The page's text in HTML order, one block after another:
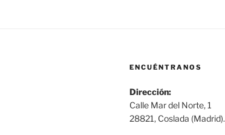
ENCUÉNTRANOS
Dirección:
Calle Mar del Norte, 1
28821, Coslada (Madrid).